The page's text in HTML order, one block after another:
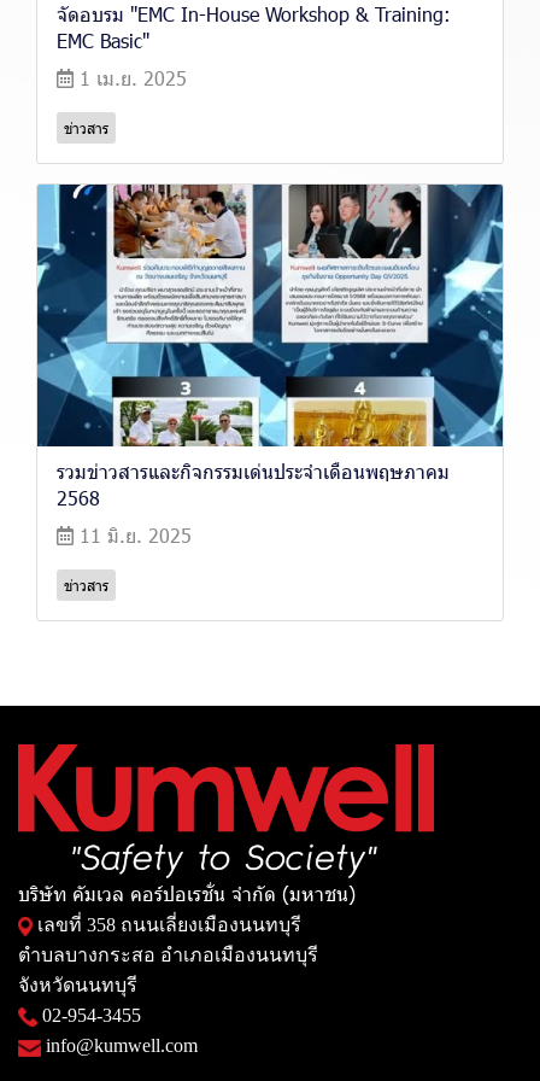
จัดอบรม "EMC In-House Workshop & Training:
EMC Basic"
1 เม.ย. 2025
ข่าวสาร
รวมข่าวสารและกิจกรรมเด่นประจำเดือนพฤษภาคม
2568
11 มิ.ย. 2025
ข่าวสาร
บริษัท คัมเวล คอร์ปอเรชั่น จำกัด (มหาชน)
เลขที่ 358 ถนนเลี่ยงเมืองนนทบุรี
ตำบลบางกระสอ อำเภอเมืองนนทบุรี
จังหวัดนนทบุรี
02-954-3455
info@kumwell.com